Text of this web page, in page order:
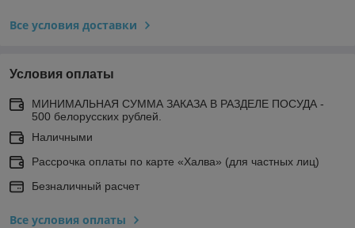
Все условия доставки
Условия оплаты
МИНИМАЛЬНАЯ СУММА ЗАКАЗА В РАЗДЕЛЕ ПОСУДА -
500 белорусских рублей.
Наличными
Рассрочка оплаты по карте «Халва» (для частных лиц)
Безналичный расчет
Все условия оплаты